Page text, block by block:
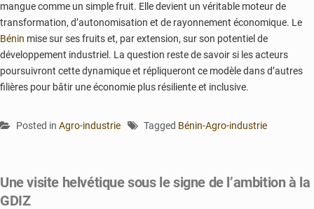
mangue comme un simple fruit. Elle devient un véritable moteur de
transformation, d’autonomisation et de rayonnement économique. Le
Bénin mise sur ses fruits et, par extension, sur son potentiel de
développement industriel. La question reste de savoir si les acteurs
poursuivront cette dynamique et répliqueront ce modèle dans d’autres
filières pour bâtir une économie plus résiliente et inclusive.
Posted in Agro-industrie Tagged Bénin-Agro-industrie
Une visite helvétique sous le signe de l’ambition à la
GDIZ